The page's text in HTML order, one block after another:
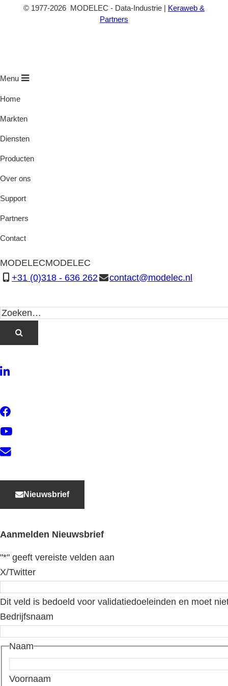
© 1977-2026 MODELEC - Data-Industrie | Keraweb &
Partners
Menu
Home
Markten
Diensten
Producten
Over ons
Support
Partners
Contact
MODELECMODELEC
+31 (0)318 - 636 262
contact@modelec.nl
LinkedIn
YouTube
Contact
Nieuwsbrief
Aanmelden Nieuwsbrief
"*" geeft vereiste velden aan
X/Twitter
Dit veld is bedoeld voor validatiedoeleinden en moet
Bedrijfsnaam
Naam
Voornaam